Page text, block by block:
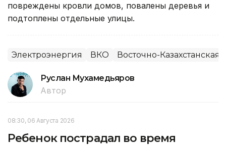
повреждены кровли домов, повалены деревья и
подтоплены отдельные улицы.
Электроэнергия ВКО Восточно-Казахстанская
Руслан Мухамедьяров
Автор
08:30, 06 Августа 2026
Ребенок пострадал во время